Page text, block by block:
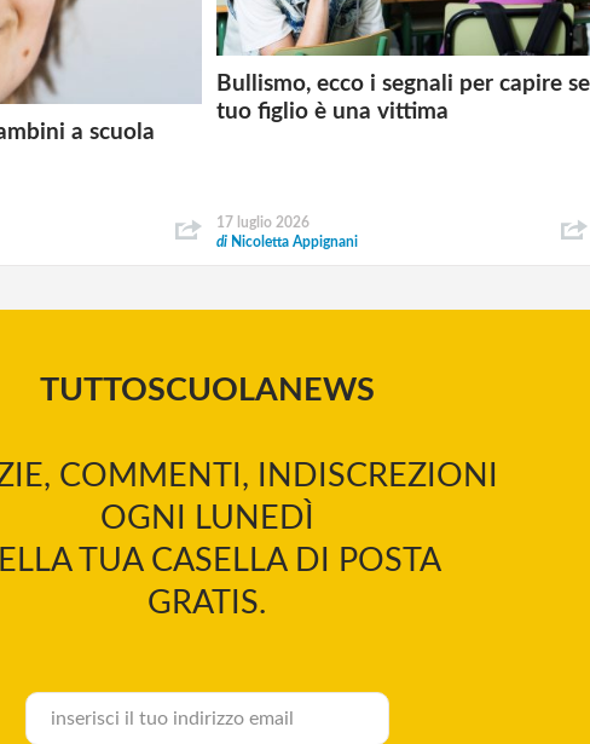
a scuola
Bullismo, ecco i segnali per capire se
tuo figlio è una vittima
17 luglio 2026
di Nicoletta Appignani
TUTTOSCUOLANEWS
COMMENTI, INDISCREZIONI
OGNI LUNEDÌ
TUA CASELLA DI POSTA
GRATIS.